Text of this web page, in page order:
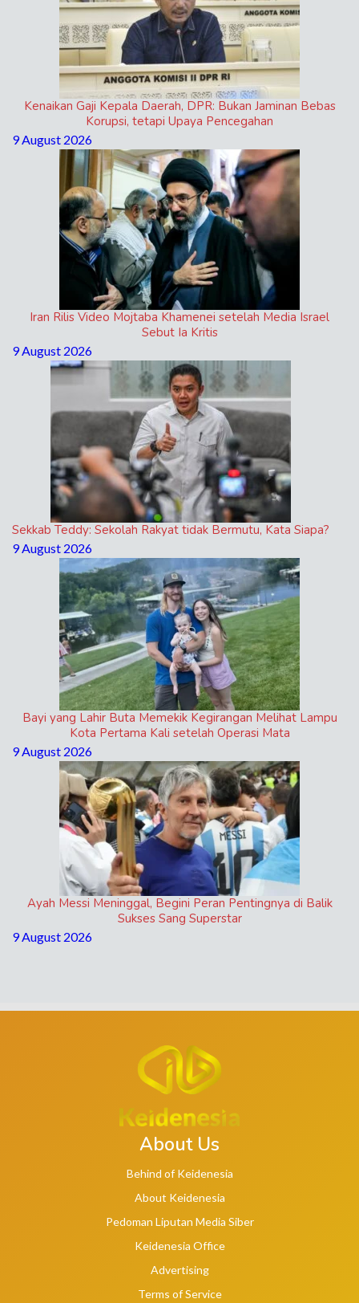
Kenaikan Gaji Kepala Daerah, DPR: Bukan Jaminan Bebas
Korupsi, tetapi Upaya Pencegahan
9 August 2026
Iran Rilis Video Mojtaba Khamenei setelah Media Israel
Sebut Ia Kritis
9 August 2026
Sekkab Teddy: Sekolah Rakyat tidak Bermutu, Kata Siapa?
9 August 2026
Bayi yang Lahir Buta Memekik Kegirangan Melihat Lampu
Kota Pertama Kali setelah Operasi Mata
9 August 2026
Ayah Messi Meninggal, Begini Peran Pentingnya di Balik
Sukses Sang Superstar
9 August 2026
About Us
Behind of Keidenesia
About Keidenesia
Pedoman Liputan Media Siber
Keidenesia Office
Advertising
Terms of Service